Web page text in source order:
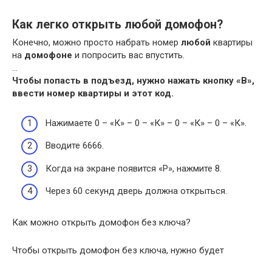
Как легко открыть любой домофон?
Конечно, можно просто набрать номер любой квартиры
на домофоне и попросить вас впустить.
…
Чтобы попасть в подъезд, нужно нажать кнопку «В»,
ввести номер квартиры и этот код.
Нажимаете 0 – «К» – 0 – «К» – 0 – «К» – 0 – «К».
Вводите 6666.
Когда на экране появится «Р», нажмите 8.
Через 60 секунд дверь должна открыться.
Как можно открыть домофон без ключа?
Чтобы открыть домофон без ключа, нужно будет